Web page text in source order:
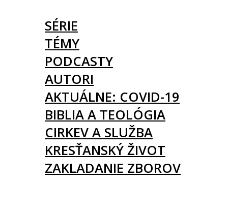
SÉRIE
TÉMY
PODCASTY
AUTORI
AKTUÁLNE: COVID-19
BIBLIA A TEOLÓGIA
CIRKEV A SLUŽBA
KRESŤANSKÝ ŽIVOT
ZAKLADANIE ZBOROV